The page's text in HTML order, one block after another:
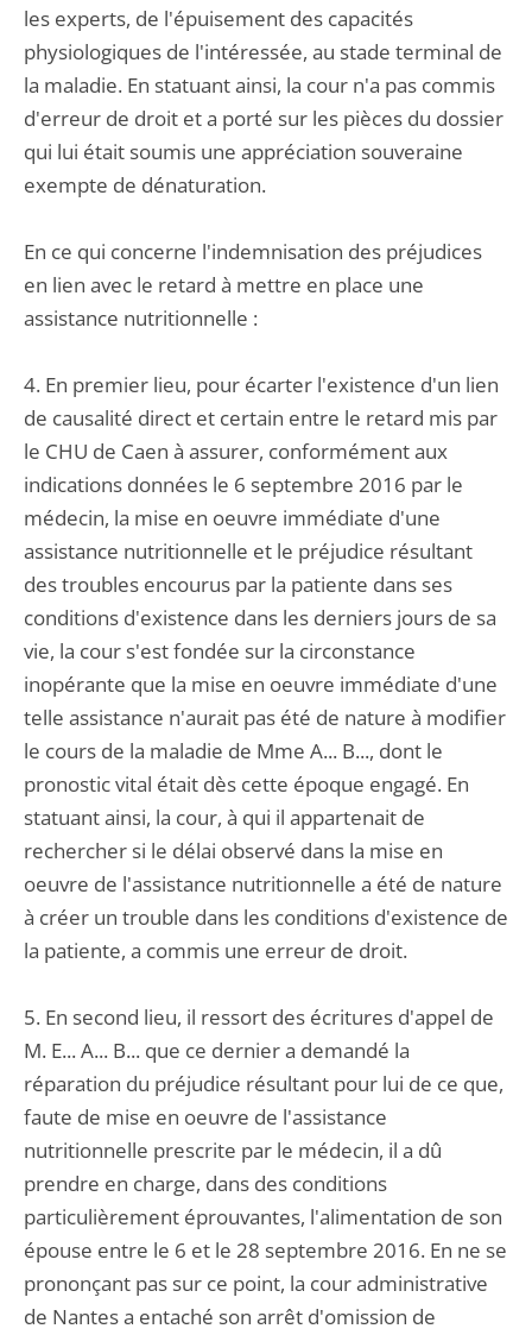
les experts, de l'épuisement des capacités
physiologiques de l'intéressée, au stade terminal de
la maladie. En statuant ainsi, la cour n'a pas commis
d'erreur de droit et a porté sur les pièces du dossier
qui lui était soumis une appréciation souveraine
exempte de dénaturation.
En ce qui concerne l'indemnisation des préjudices
en lien avec le retard à mettre en place une
assistance nutritionnelle :
4. En premier lieu, pour écarter l'existence d'un lien
de causalité direct et certain entre le retard mis par
le CHU de Caen à assurer, conformément aux
indications données le 6 septembre 2016 par le
médecin, la mise en oeuvre immédiate d'une
assistance nutritionnelle et le préjudice résultant
des troubles encourus par la patiente dans ses
conditions d'existence dans les derniers jours de sa
vie, la cour s'est fondée sur la circonstance
inopérante que la mise en oeuvre immédiate d'une
telle assistance n'aurait pas été de nature à modifier
le cours de la maladie de Mme A... B..., dont le
pronostic vital était dès cette époque engagé. En
statuant ainsi, la cour, à qui il appartenait de
rechercher si le délai observé dans la mise en
oeuvre de l'assistance nutritionnelle a été de nature
à créer un trouble dans les conditions d'existence de
la patiente, a commis une erreur de droit.
5. En second lieu, il ressort des écritures d'appel de
M. E... A... B... que ce dernier a demandé la
réparation du préjudice résultant pour lui de ce que,
faute de mise en oeuvre de l'assistance
nutritionnelle prescrite par le médecin, il a dû
prendre en charge, dans des conditions
particulièrement éprouvantes, l'alimentation de son
épouse entre le 6 et le 28 septembre 2016. En ne se
prononçant pas sur ce point, la cour administrative
de Nantes a entaché son arrêt d'omission de